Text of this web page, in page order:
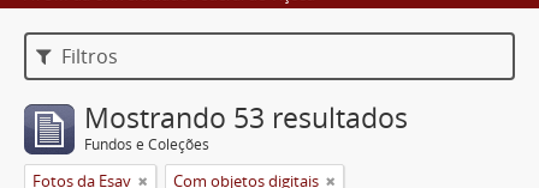
Filtros
Mostrando 53 resultados
Fundos e Coleções
Fotos da Esav Com objetos digitais